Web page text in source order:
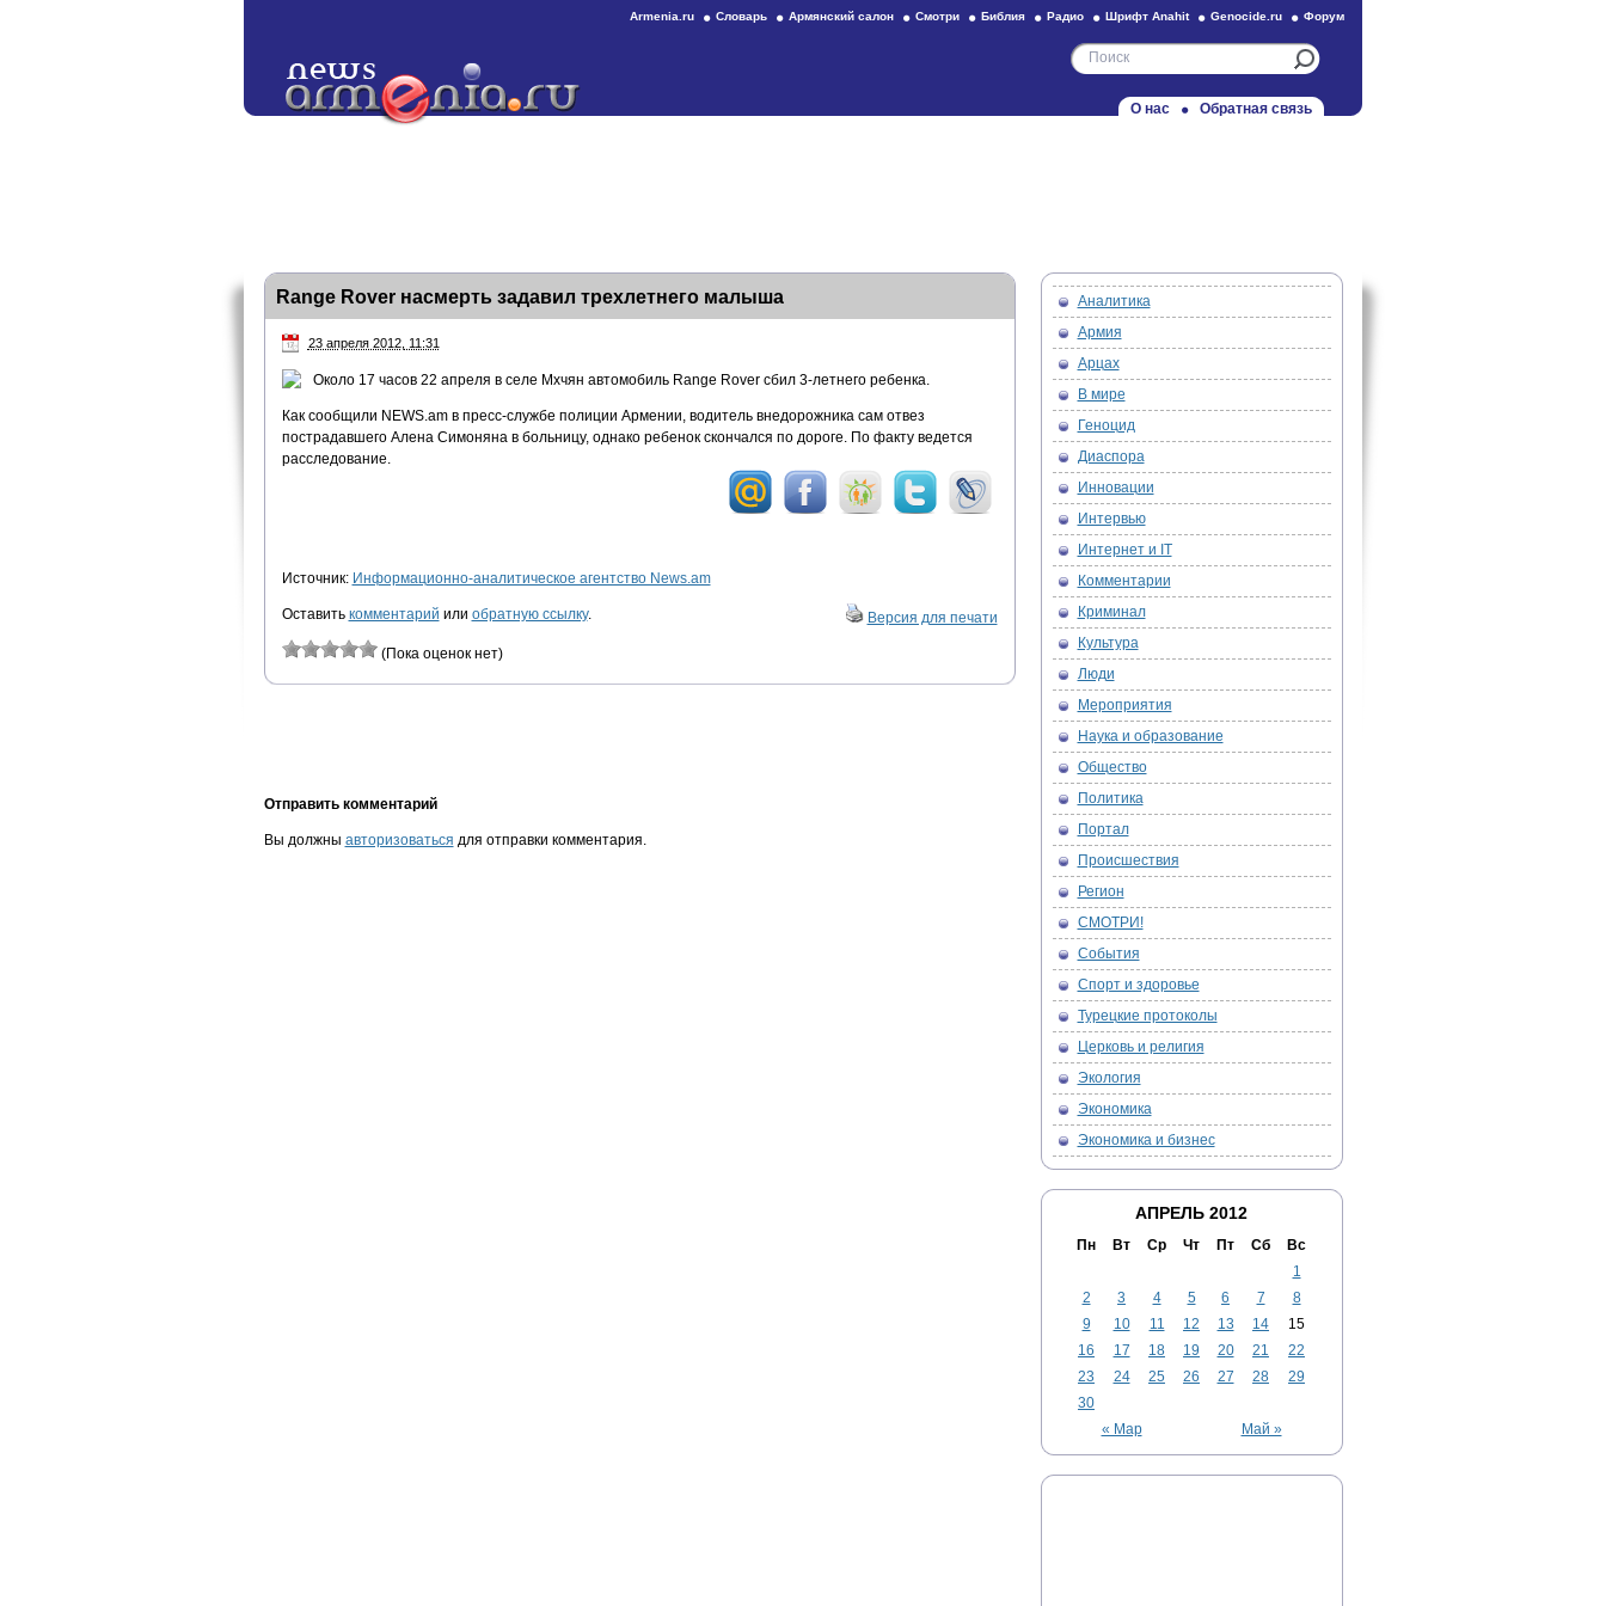
Armenia.ru Словарь Армянский салон Смотри Библия Радио Шрифт Anahit Genocide.ru Форум
О нас Обратная связь
Range Rover насмерть задавил трехлетнего малыша
23 апреля 2012, 11:31
Около 17 часов 22 апреля в селе Мхчян автомобиль Range Rover сбил 3-летнего ребенка.
Как сообщили NEWS.am в пресс-службе полиции Армении, водитель внедорожника сам отвез
пострадавшего Алена Симоняна в больницу, однако ребенок скончался по дороге. По факту ведется
расследование.
Источник: Информационно-аналитическое агентство News.am
Оставить комментарий или обратную ссылку. Версия для печати
(Пока оценок нет)
Отправить комментарий
Вы должны авторизоваться для отправки комментария.
Аналитика
Армия
Арцах
В мире
Геноцид
Диаспора
Инновации
Интервью
Интернет и IT
Комментарии
Криминал
Культура
Люди
Мероприятия
Наука и образование
Общество
Политика
Портал
Происшествия
Регион
СМОТРИ!
События
Спорт и здоровье
Турецкие протоколы
Церковь и религия
Экология
Экономика
Экономика и бизнес
АПРЕЛЬ 2012
Пн Вт Ср Чт Пт Сб Вс
« Мар Май »
1
2
3 4 5 6 7
8
9
10 11 12 13 14
15
16
17 18 19 20 21
22
23
24 25 26 27 28
29
30